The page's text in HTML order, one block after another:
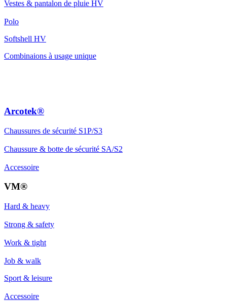
Vestes & pantalon de pluie HV
Polo
Softshell HV
Combinaions à usage unique
Arcotek®
Chaussures de sécurité S1P/S3
Chaussure & botte de sécurité SA/S2
Accessoire
VM®
Hard & heavy
Strong & safety
Work & tight
Job & walk
Sport & leisure
Accessoire